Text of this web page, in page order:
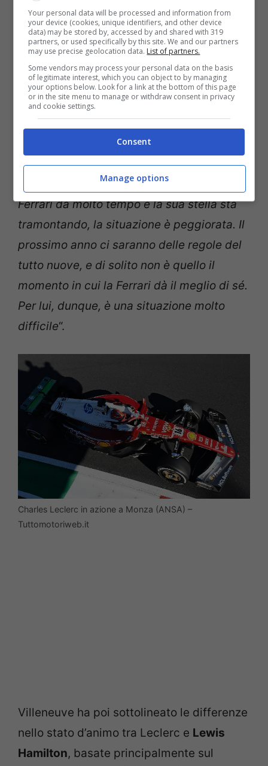
mondiale
Parlando ai microfoni di “SKY Sports F1
UK
Jacques Villeneuve
ha analizzato il
periodo nero diCharles Leclerc,
condannato a guidare unaFerrarimai
realmente performante: “Da quello che
Charles è frustrato perché
sta iniziando a capire che non diventerà
mai campione del mondo. Ormai è in
Ferrari da molto tempo e la sua stella sta
tramontando, la situazione è peggiorata. Il
prossimo anno ci saranno delle regole del
tutto nuove, e di solito non è quello il
momento in cui la Ferrari dà il meglio di sé.
Per lui, dunque, è una situazione molto
difficile“.
Charles Leclerc in azione a Monza (ANSA) –
Tuttomotoriweb.it
Villeneuve ha poi sottolineato le differenze
nello stato d’animo tra Leclerc e Lewis
Hamilton, basate principalmente sul
Your personal data will be processed and information from
your device (cookies, unique identifiers, and other device
data) may be stored by, accessed by and shared with 319
partners, or used specifically by this site. We and our partners
may use precise geolocation data. List of partners.
Some vendors may process your personal data on the basis
of legitimate interest, which you can object to by managing
your options below. Look for a link at the bottom of this page
or in the site menu to manage or withdraw consent in privacy
and cookie settings.
Consent
Manage options